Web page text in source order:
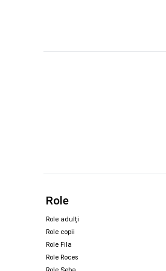
Role
Role adulți
Role copii
Role Fila
Role Roces